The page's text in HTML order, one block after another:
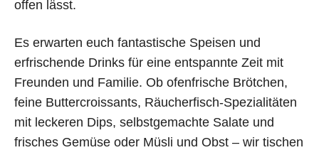
offen lässt.
Es erwarten euch fantastische Speisen und
erfrischende Drinks für eine entspannte Zeit mit
Freunden und Familie. Ob ofenfrische Brötchen,
feine Buttercroissants, Räucherfisch-Spezialitäten
mit leckeren Dips, selbstgemachte Salate und
frisches Gemüse oder Müsli und Obst – wir tischen